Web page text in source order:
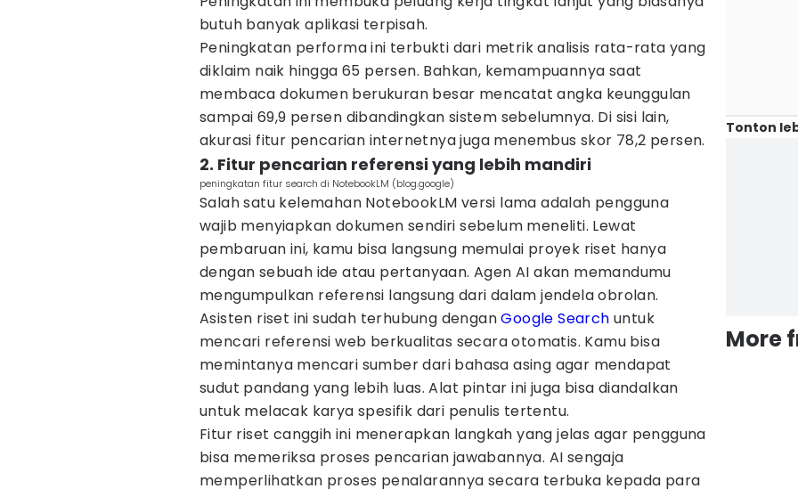
butuh banyak aplikasi terpisah.
Peningkatan performa ini terbukti dari metrik analisis rata-rata yang
diklaim naik hingga 65 persen. Bahkan, kemampuannya saat
membaca dokumen berukuran besar mencatat angka keunggulan
sampai 69,9 persen dibandingkan sistem sebelumnya. Di sisi lain,
akurasi fitur pencarian internetnya juga menembus skor 78,2 persen.
2. Fitur pencarian referensi yang lebih mandiri
peningkatan fitur search di NotebookLM (blog.google)
Salah satu kelemahan NotebookLM versi lama adalah pengguna
wajib menyiapkan dokumen sendiri sebelum meneliti. Lewat
pembaruan ini, kamu bisa langsung memulai proyek riset hanya
dengan sebuah ide atau pertanyaan. Agen AI akan memandumu
mengumpulkan referensi langsung dari dalam jendela obrolan.
Asisten riset ini sudah terhubung denganGoogle Search untuk
mencari referensi web berkualitas secara otomatis. Kamu bisa
memintanya mencari sumber dari bahasa asing agar mendapat
sudut pandang yang lebih luas. Alat pintar ini juga bisa diandalkan
untuk melacak karya spesifik dari penulis tertentu.
Fitur riset canggih ini menerapkan langkah yang jelas agar pengguna
bisa memeriksa proses pencarian jawabannya. AI sengaja
memperlihatkan proses penalarannya secara terbuka kepada para
Tonton
More